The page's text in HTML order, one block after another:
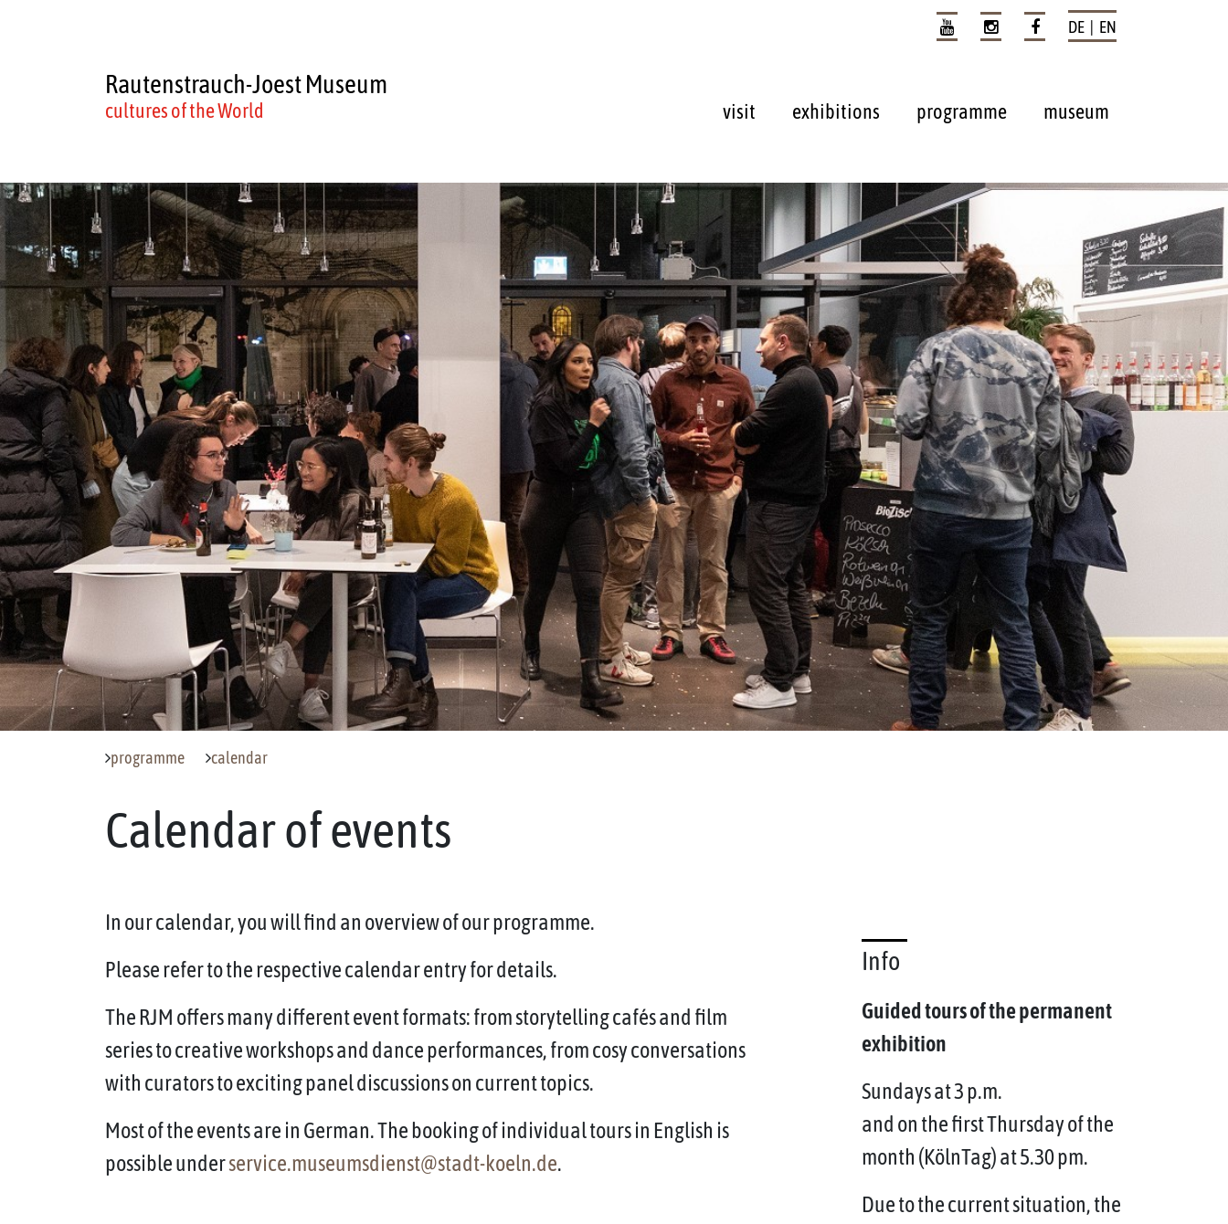
DE | EN
Rautenstrauch-Joest Museum
cultures of the World visit exhibitions programme museum
programme calendar
Calendar of events
In our calendar, you will find an overview of our programme.
Please refer to the respective calendar entry for details.
The RJM offers many different event formats: from storytelling cafés and film
series to creative workshops and dance performances, from cosy conversations
with curators to exciting panel discussions on current topics.
Most of the events are in German. The booking of individual tours in English is
possible underservice.museumsdienst@stadt-koeln.de.
Info
Guided tours of the permanent
exhibition
Sundays at 3 p.m.
and on the first Thursday of the
month (KölnTag) at 5.30 pm.
Due to the current situation, the